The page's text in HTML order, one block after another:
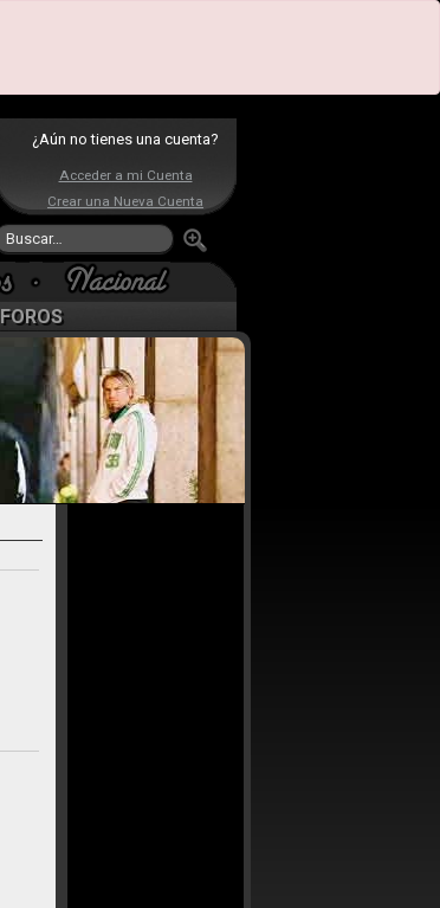
¿Aún no tienes una cuenta?
Acceder a mi Cuenta
Crear una Nueva Cuenta
FOROS